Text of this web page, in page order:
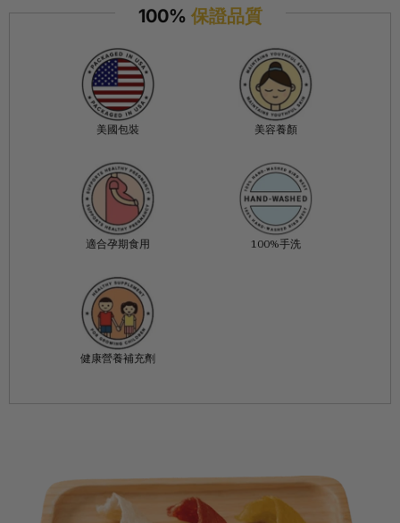
100% 保證品質
美國包裝 美容養顏
適合孕期食用 100%手洗
健康營養補充劑